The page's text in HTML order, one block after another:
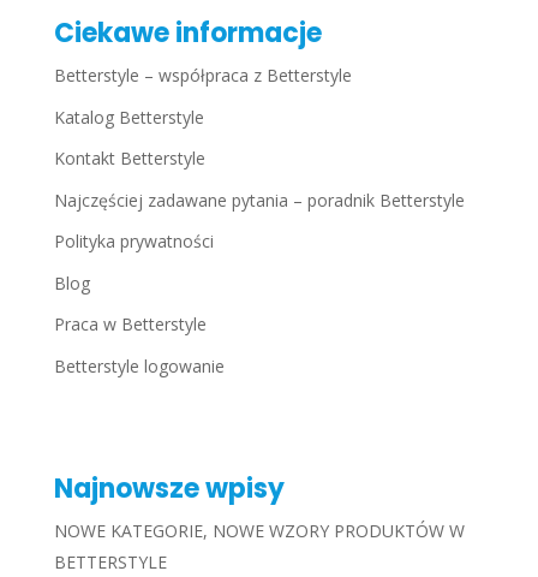
Ciekawe informacje
Betterstyle – współpraca z Betterstyle
Katalog Betterstyle
Kontakt Betterstyle
Najczęściej zadawane pytania – poradnik Betterstyle
Polityka prywatności
Blog
Praca w Betterstyle
Betterstyle logowanie
Najnowsze wpisy
NOWE KATEGORIE, NOWE WZORY PRODUKTÓW W
BETTERSTYLE